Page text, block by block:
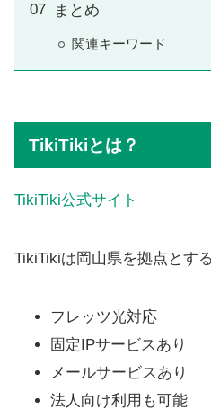
まとめ
関連キーワード
TikiTikiとは？
TikiTiki公式サイト
TikiTikiは岡山県を拠点とす
フレッツ光対応
固定IPサービスあり
メールサービスあり
法人向け利用も可能